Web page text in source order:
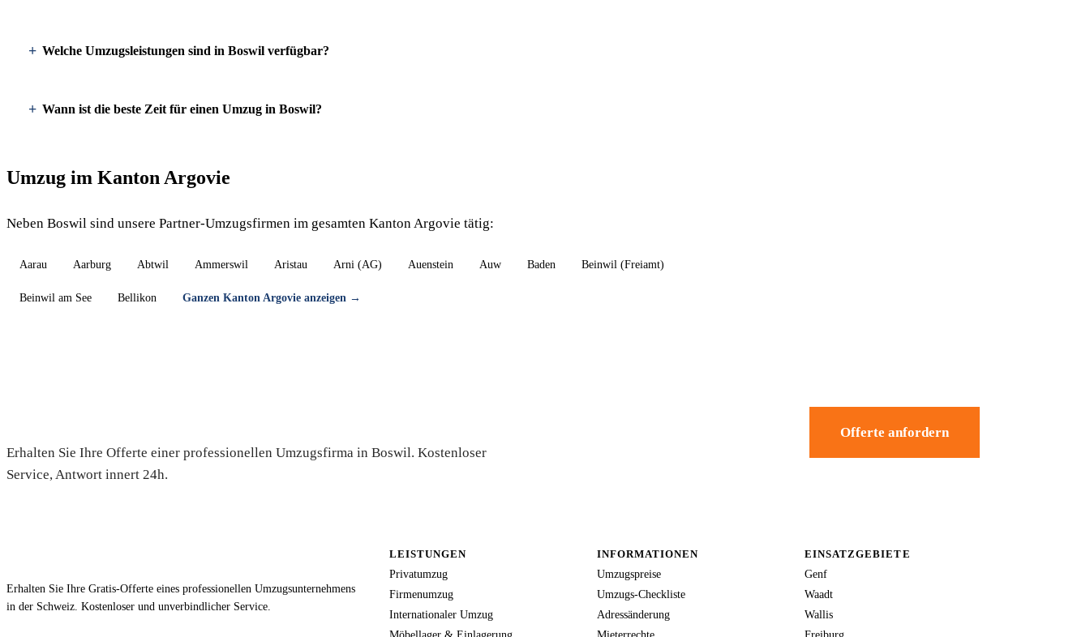
Welche Umzugsleistungen sind in Boswil verfügbar?
Wann ist die beste Zeit für einen Umzug in Boswil?
Umzug im Kanton Argovie
Neben Boswil sind unsere Partner-Umzugsfirmen im gesamten Kanton Argovie tätig:
Aarau Aarburg Abtwil Ammerswil Aristau Arni (AG) Auenstein Auw Baden Beinwil (Freiamt)
Beinwil am See Bellikon Ganzen Kanton Argovie anzeigen →
Erhalten Sie Ihre Offerte einer professionellen Umzugsfirma in Boswil. Kostenloser
Service, Antwort innert 24h.
Offerte anfordern
Erhalten Sie Ihre Gratis-Offerte eines professionellen Umzugsunternehmens
in der Schweiz. Kostenloser und unverbindlicher Service.
LEISTUNGEN
Privatumzug
Firmenumzug
Internationaler Umzug
Möbellager & Einlagerung
INFORMATIONEN
Umzugspreise
Umzugs-Checkliste
Adressänderung
Mieterrechte
EINSATZGEBIETE
Genf
Waadt
Wallis
Freiburg